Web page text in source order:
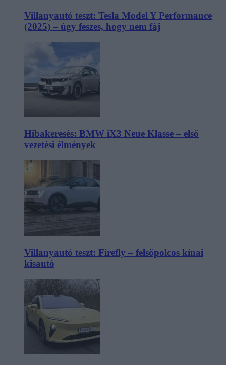
Villanyautó teszt: Tesla Model Y Performance
(2025) – úgy feszes, hogy nem fáj
Hibakeresés: BMW iX3 Neue Klasse – első
vezetési élmények
Villanyautó teszt: Firefly – felsőpolcos kínai
kisautó